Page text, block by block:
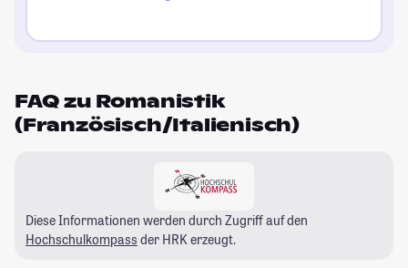
FAQ zu Romanistik
(Französisch/Italienisch)
Diese Informationen werden durch Zugriff auf den
Hochschulkompass der HRK erzeugt.